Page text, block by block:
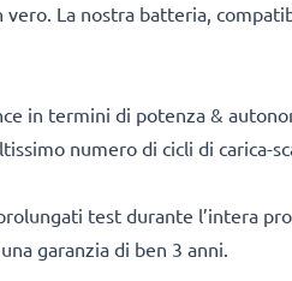
La nostra batteria,
in termini di potenza &
numero di cicli di carica-
test durante l’intera
garanzia di ben 3 anni.